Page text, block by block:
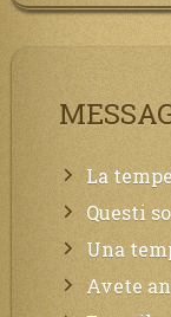
La tempesta solare è in atto,
Questi sono gli
Una tempesta magnetica è
Avete ancora pochi istanti per